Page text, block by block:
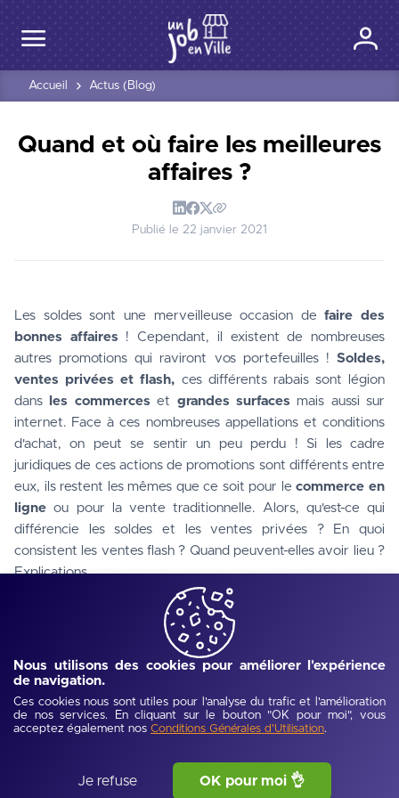
Nous utilisons des cookies pour améliorer l'expérience
de navigation.
Ces cookies nous sont utiles pour l'analyse du trafic et l'amélioration
de nos services. En cliquant sur le bouton "OK pour moi", vous
acceptez également nos Conditions Générales d'Utilisation.
Je refuse OK pour moi 👌
Accueil Actus (Blog)
Quand et où faire les meilleures
affaires ?
Publié le 22 janvier 2021
Les soldes sont une merveilleuse occasion de faire des
bonnes affaires ! Cependant, il existent de nombreuses
autres promotions qui raviront vos portefeuilles ! Soldes,
ventes privées et flash, ces différents rabais sont légion
dans les commerces et grandes surfaces mais aussi sur
internet. Face à ces nombreuses appellations et conditions
d'achat, on peut se sentir un peu perdu ! Si les cadre
juridiques de ces actions de promotions sont différents entre
eux, ils restent les mêmes que ce soit pour le commerce en
ligne ou pour la vente traditionnelle. Alors, qu'est-ce qui
différencie les soldes et les ventes privées ? En quoi
consistent les ventes flash ? Quand peuvent-elles avoir lieu ?
Explications.